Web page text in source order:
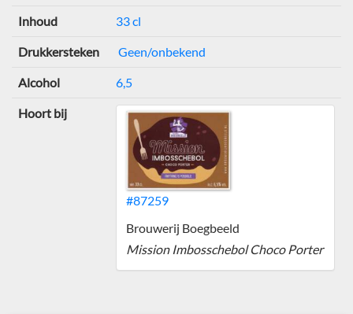
Inhoud 33 cl
Drukkersteken Geen/onbekend
Alcohol 6,5
Hoort bij
#87259
Brouwerij Boegbeeld
Mission Imbosschebol Choco Porter